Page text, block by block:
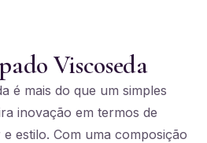
Viscoseda
é mais do que um simples
inovação em termos de
estilo. Com uma composição